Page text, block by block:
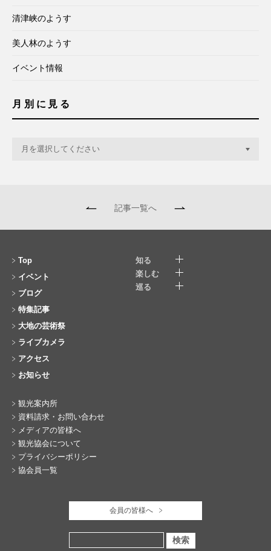
清津峡のようす
美人林のようす
イベント情報
月別に見る
記事一覧へ
Top
イベント
ブログ
特集記事
大地の芸術祭
ライブカメラ
アクセス
お知らせ
知る
楽しむ
巡る
観光案内所
資料請求・お問い合わせ
メディアの皆様へ
観光協会について
プライバシーポリシー
協会員一覧
会員の皆様へ